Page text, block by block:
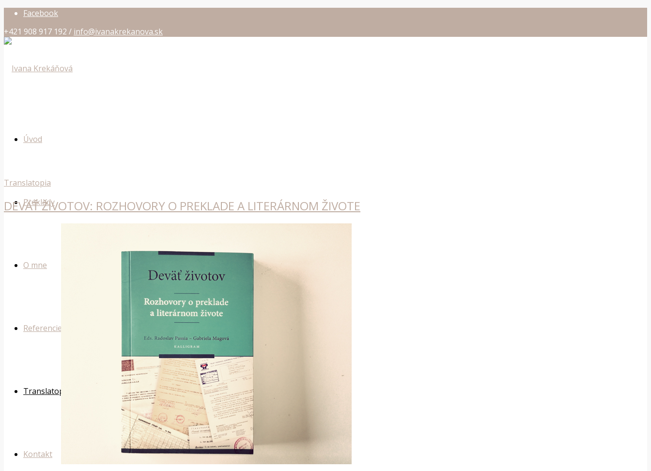
Facebook
+421 908 917 192 / info@ivanakrekanova.sk
Úvod
Preklady
O mne
Referencie
Translatopia
Kontakt
Translatopia
DEVÄŤ ŽIVOTOV: ROZHOVORY O PREKLADE A LITERÁRNOM ŽIVOTE